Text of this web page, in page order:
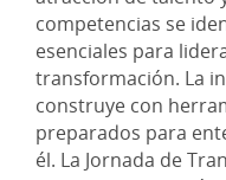
competencias se
esenciales para
transformación. La
construye con
preparados para
él. La Jornada de